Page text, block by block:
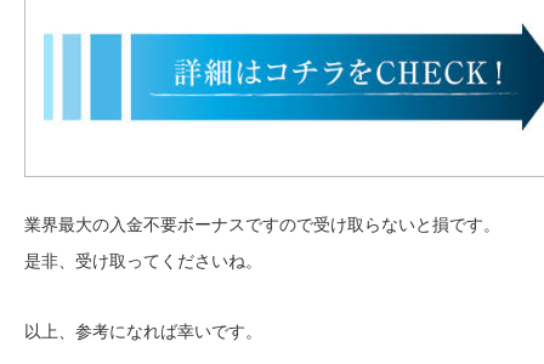
業界最大の入金不要ボーナスですので受け取らないと損です。
是非、受け取ってくださいね。
以上、参考になれば幸いです。